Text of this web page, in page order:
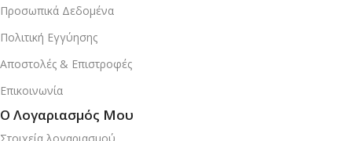
Προσωπικά Δεδομένα
Πολιτική Εγγύησης
Αποστολές & Επιστροφές
Επικοινωνία
Ο Λογαριασμός Μου